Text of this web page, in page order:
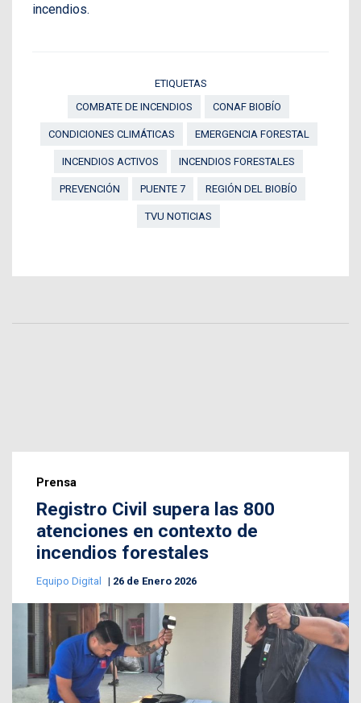
incendios.
ETIQUETAS
COMBATE DE INCENDIOS
CONAF BIOBÍO
CONDICIONES CLIMÁTICAS EMERGENCIA FORESTAL
INCENDIOS ACTIVOS INCENDIOS FORESTALES
PREVENCIÓN PUENTE 7 REGIÓN DEL BIOBÍO
TVU NOTICIAS
Prensa
Registro Civil supera las 800
atenciones en contexto de
incendios forestales
Equipo Digital 26 de Enero 2026